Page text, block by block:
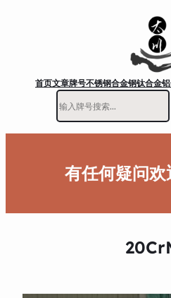
首页文章牌号不锈钢合金钢钛合金
有任何疑问